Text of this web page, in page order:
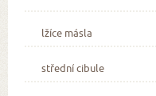
lžíce másla
střední cibule